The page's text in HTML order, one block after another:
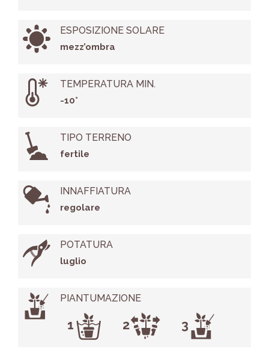
ESPOSIZIONE SOLARE
mezz’ombra
TEMPERATURA MIN.
-10°
TIPO TERRENO
fertile
INNAFFIATURA
regolare
POTATURA
luglio
PIANTUMAZIONE